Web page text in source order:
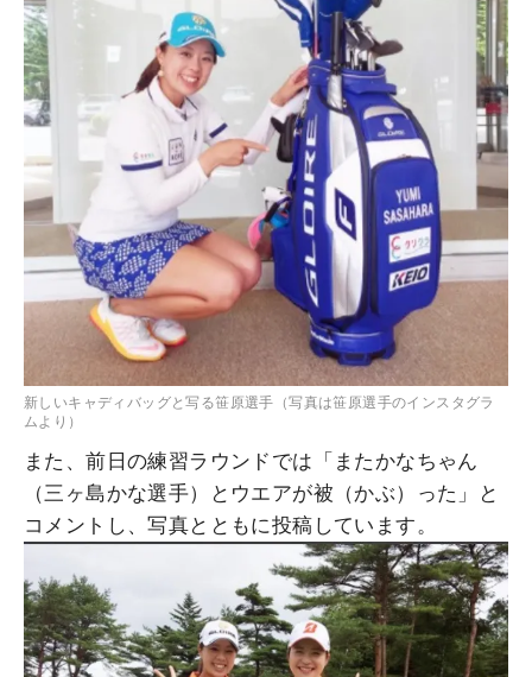
新しいキャディバッグと写る笹原選手（写真は笹原選手のインスタグラ
ムより）
また、前日の練習ラウンドでは「またかなちゃん
（三ヶ島かな選手）とウエアが被（かぶ）った」と
コメントし、写真とともに投稿しています。